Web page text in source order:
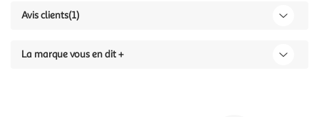
Avis clients(1)
La marque vous en dit +